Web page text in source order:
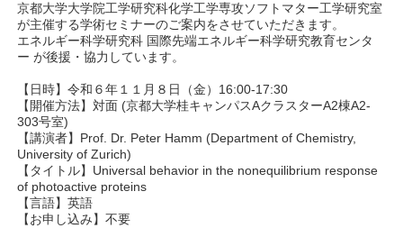
京都大学大学院工学研究科化学工学専攻ソフトマター工学研究室
が主催する学術セミナーのご案内をさせていただきます。
エネルギー科学研究科 国際先端エネルギー科学研究教育センタ
ー が後援・協力しています。
【日時】令和６年１１月８日（金） 16:00-17:30
【開催方法】対面 (京都大学桂キャンパスAクラスターA2棟A2-
303号室)
【講演者】 Prof. Dr. Peter Hamm (Department of Chemistry,
University of Zurich)
【タイトル】 Universal behavior in the nonequilibrium response
of photoactive proteins
【言語】英語
【お申し込み】不要